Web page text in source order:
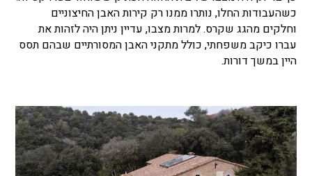
כשהעבודות החלו, נותרו ממנו רק קירות האבן החיצוניים
וחלקים מהגג שקרס. למרות מצבו, עדיין ניתן היה לזהות את
עברו כיקב משפחתי, כולל מתקני האבן המסורתיים שבהם תסס
היין במשך דורות.